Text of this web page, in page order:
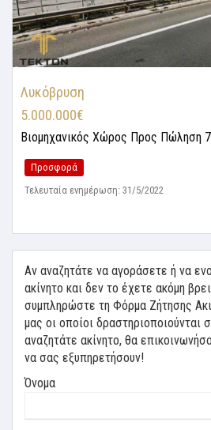
Λυκόβρυση
5.000.000€
Βιομηχανικός Χώρος Προς Πώληση
Προσφορά
Τελευταία ενημέρωση: 31/5/2022
Αν αναζητάτε να αγοράσετε ή να
ακίνητο και δεν το έχετε ακόμη
συμπληρώστε τη Φόρμα Ζήτησης
μας οι οποίοι δραστηριοποιούνται
αναζητάτε ακίνητο, θα
να σας εξυπηρετήσουν!
Όνομα